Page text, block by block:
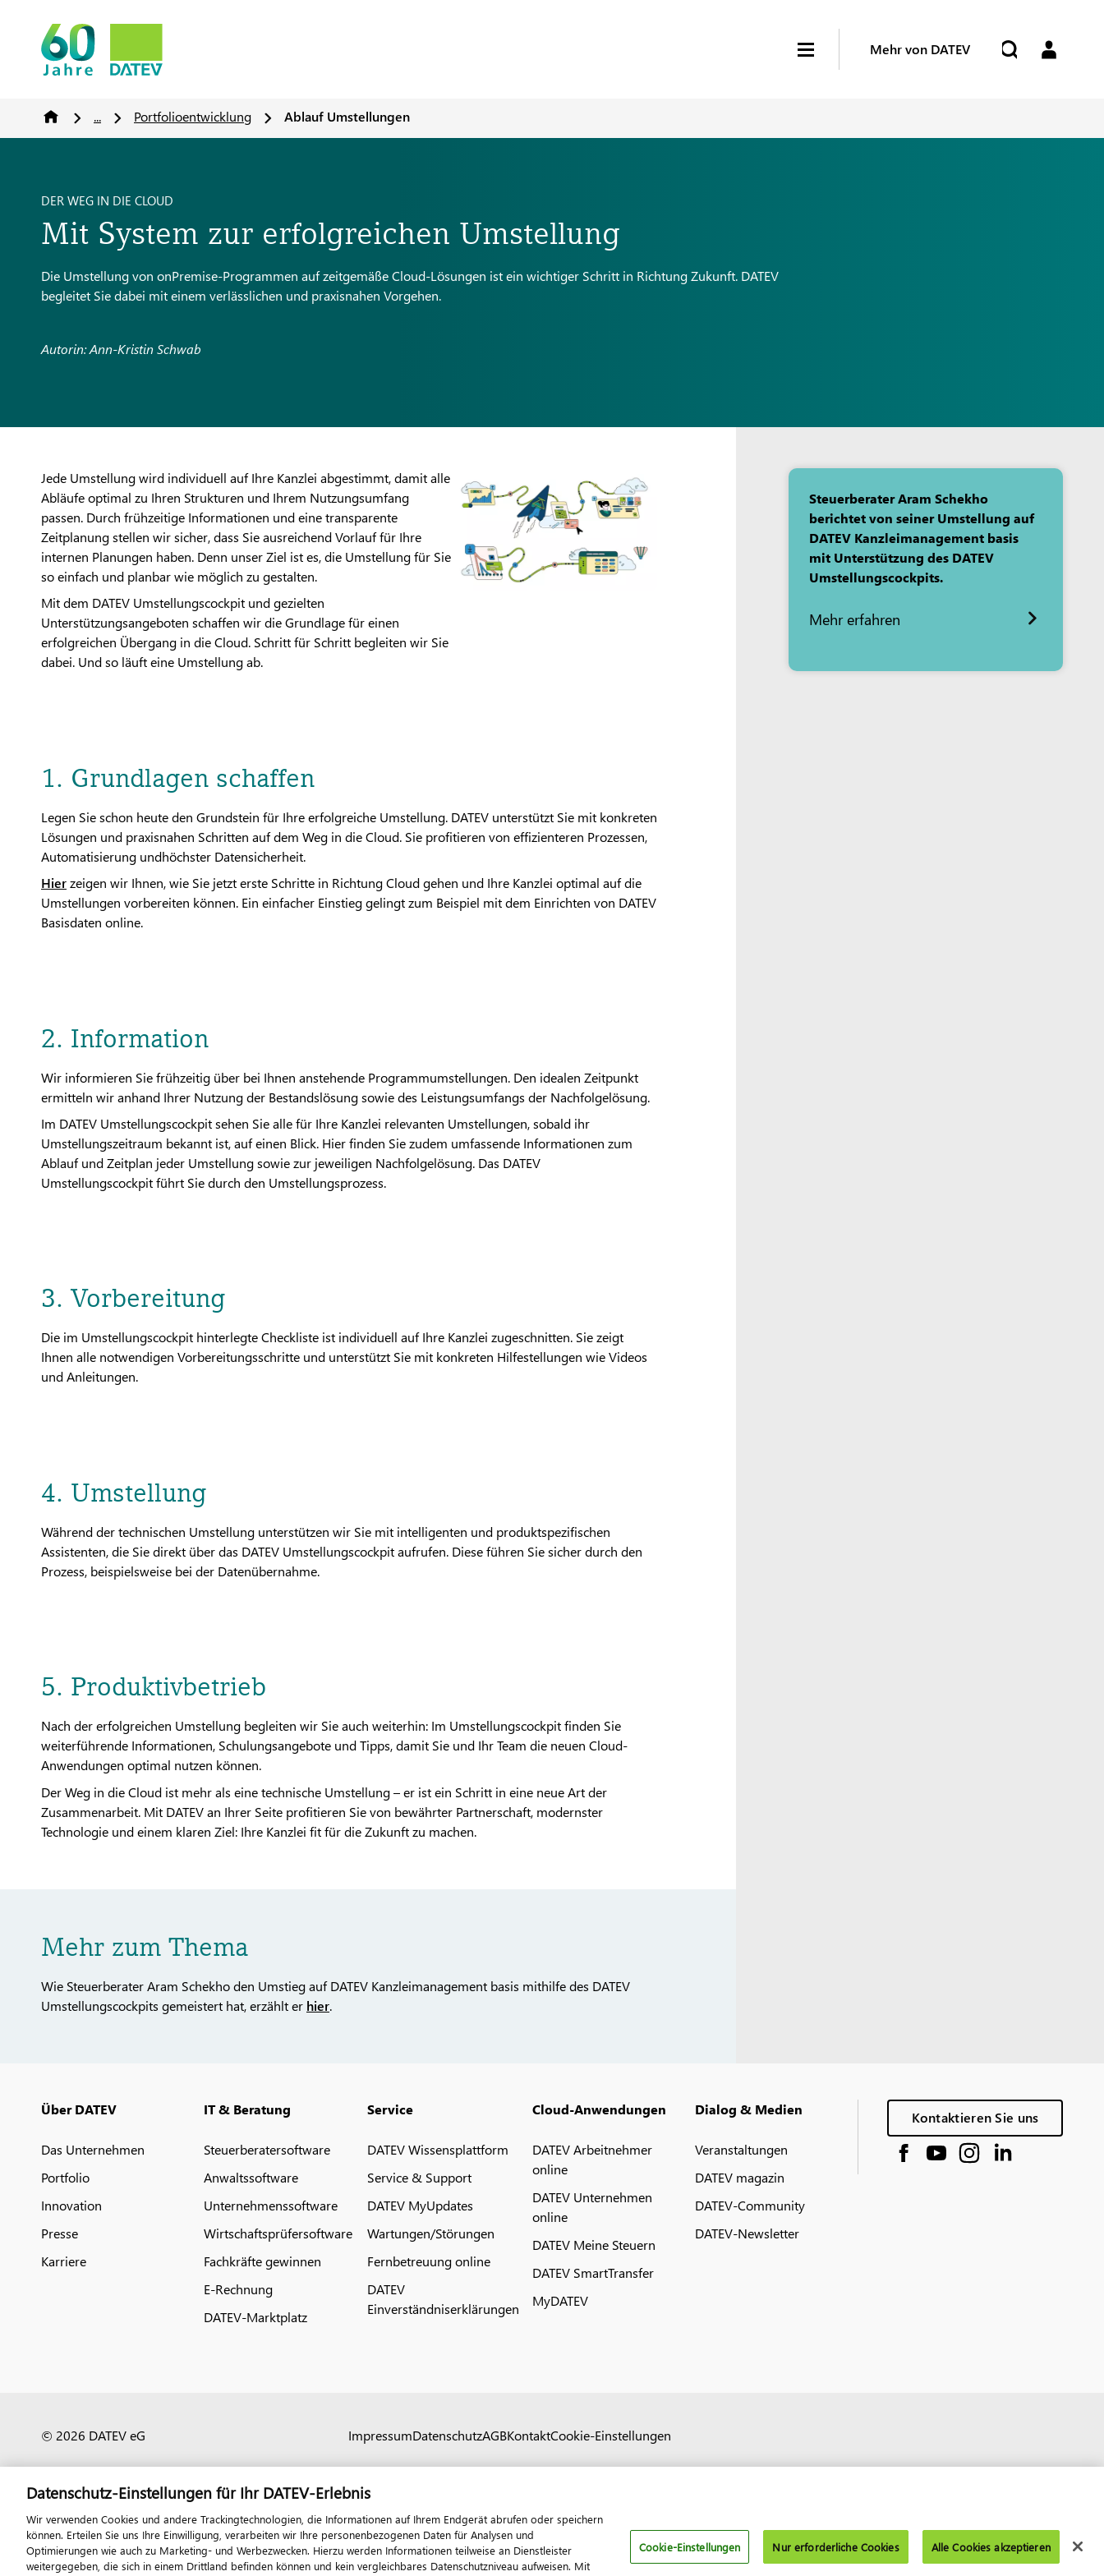
Mehr von DATEV
... Portfolioentwicklung Ablauf Umstellungen
DER WEG IN DIE CLOUD
Mit System zur erfolgreichen Umstellung
Die Umstellung von onPremise-Programmen auf zeitgemäße Cloud-Lösungen ist ein wichtiger Schritt in Richtung Zukunft. DATEV
begleitet Sie dabei mit einem verlässlichen und praxisnahen Vorgehen.
Autorin: Ann-Kristin Schwab
Jede Umstellung wird individuell auf Ihre Kanzlei abgestimmt, damit alle
Abläufe optimal zu Ihren Strukturen und Ihrem Nutzungsumfang
passen. Durch frühzeitige Informationen und eine transparente
Zeitplanung stellen wir sicher, dass Sie ausreichend Vorlauf für Ihre
internen Planungen haben. Denn unser Ziel ist es, die Umstellung für Sie
so einfach und planbar wie möglich zu gestalten.
Mit dem DATEV Umstellungscockpit und gezielten
Unterstützungsangeboten schaffen wir die Grundlage für einen
erfolgreichen Übergang in die Cloud. Schritt für Schritt begleiten wir Sie
dabei. Und so läuft eine Umstellung ab.
1. Grundlagen schaffen
Legen Sie schon heute den Grundstein für Ihre erfolgreiche Umstellung. DATEV unterstützt Sie mit konkreten
Lösungen und praxisnahen Schritten auf dem Weg in die Cloud. Sie profitieren von effizienteren Prozessen,
Automatisierung undhöchster Datensicherheit.
Hierzeigen wir Ihnen, wie Sie jetzt erste Schritte in Richtung Cloud gehen und Ihre Kanzlei optimal auf die
Umstellungen vorbereiten können. Ein einfacher Einstieg gelingt zum Beispiel mit dem Einrichten von DATEV
Basisdaten online.
2. Information
Wir informieren Sie frühzeitig über bei Ihnen anstehende Programmumstellungen. Den idealen Zeitpunkt
ermitteln wir anhand Ihrer Nutzung der Bestandslösung sowie des Leistungsumfangs der Nachfolgelösung.
Im DATEV Umstellungscockpit sehen Sie alle für Ihre Kanzlei relevanten Umstellungen, sobald ihr
Umstellungszeitraum bekannt ist, auf einen Blick. Hier finden Sie zudem umfassende Informationen zum
Ablauf und Zeitplan jeder Umstellung sowie zur jeweiligen Nachfolgelösung. Das DATEV
Umstellungscockpit führt Sie durch den Umstellungsprozess.
3. Vorbereitung
Die im Umstellungscockpit hinterlegte Checkliste ist individuell auf Ihre Kanzlei zugeschnitten. Sie zeigt
Ihnen alle notwendigen Vorbereitungsschritte und unterstützt Sie mit konkreten Hilfestellungen wie Videos
und Anleitungen.
4. Umstellung
Während der technischen Umstellung unterstützen wir Sie mit intelligenten und produktspezifischen
Assistenten, die Sie direkt über das DATEV Umstellungscockpit aufrufen. Diese führen Sie sicher durch den
Prozess, beispielsweise bei der Datenübernahme.
5. Produktivbetrieb
Nach der erfolgreichen Umstellung begleiten wir Sie auch weiterhin: Im Umstellungscockpit finden Sie
weiterführende Informationen, Schulungsangebote und Tipps, damit Sie und Ihr Team die neuen Cloud-
Anwendungen optimal nutzen können.
Der Weg in die Cloud ist mehr als eine technische Umstellung – er ist ein Schritt in eine neue Art der
Zusammenarbeit. Mit DATEV an Ihrer Seite profitieren Sie von bewährter Partnerschaft, modernster
Technologie und einem klaren Ziel: Ihre Kanzlei fit für die Zukunft zu machen.
Mehr zum Thema
Wie Steuerberater Aram Schekho den Umstieg auf DATEV Kanzleimanagement basis mithilfe des DATEV
Umstellungscockpits gemeistert hat, erzählt er hier.
Steuerberater Aram Schekho
berichtet von seiner Umstellung auf
DATEV Kanzleimanagement basis
mit Unterstützung des DATEV
Umstellungscockpits.
Mehr erfahren
Über DATEV
Das Unternehmen
Portfolio
Innovation
Presse
Karriere
IT & Beratung
Steuerberatersoftware
Anwaltssoftware
Unternehmenssoftware
Wirtschaftsprüfersoftware
Fachkräfte gewinnen
E-Rechnung
DATEV-Marktplatz
Service
DATEV Wissensplattform
Service & Support
DATEV MyUpdates
Wartungen/Störungen
Fernbetreuung online
DATEV
Einverständniserklärungen
Cloud-Anwendungen
DATEV Arbeitnehmer
online
DATEV Unternehmen
online
DATEV Meine Steuern
DATEV SmartTransfer
MyDATEV
Dialog & Medien
Veranstaltungen
DATEV magazin
DATEV-Community
DATEV-Newsletter
Kontaktieren Sie uns
© 2026 DATEV eG ImpressumDatenschutzAGBKontaktCookie-Einstellungen
Datenschutz-Einstellungen für Ihr DATEV-Erlebnis
Wir verwenden Cookies und andere Trackingtechnologien, die Informationen auf Ihrem Endgerät abrufen oder speichern
können. Erteilen Sie uns Ihre Einwilligung, verarbeiten wir Ihre personenbezogenen Daten für Analysen und
Optimierungen wie auch zu Marketing- und Werbezwecken. Hierzu werden Informationen teilweise an Dienstleister
weitergegeben, die sich in einem Drittland befinden können und kein vergleichbares Datenschutzniveau aufweisen. Mit
Cookie-Einstellungen Nur erforderliche Cookies Alle Cookies akzeptieren